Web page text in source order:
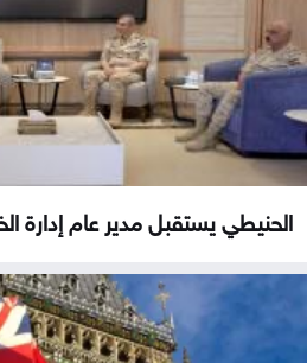
الحنيطي يستقبل مدير عام إدارة